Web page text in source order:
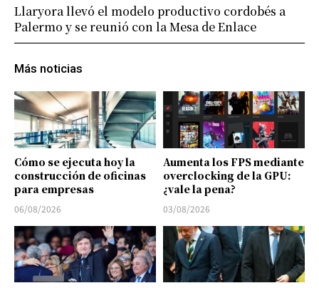
Más noticias
Cómo se ejecuta hoy la
construcción de oficinas
para empresas
06/08/2026
Aumenta los FPS mediante
overclocking de la GPU:
¿vale la pena?
03/08/2026
Llaryora llevó el modelo productivo cordobés a
Palermo y se reunió con la Mesa de Enlace